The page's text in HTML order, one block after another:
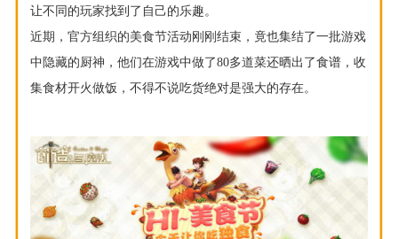
让不同的玩家找到了自己的乐趣。
近期，官方组织的美食节活动刚刚结束，竟也集结了一批游戏
中隐藏的厨神，他们在游戏中做了80多道菜还晒出了食谱，收
集食材开火做饭，不得不说吃货绝对是强大的存在。